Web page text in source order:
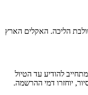
משולבת הליכה. האקלים הארץ
בזאת שאינני חולה קורונה, ואני מתחייב להודיע עד הטיול
יוחזרו דמי ההרשמה.